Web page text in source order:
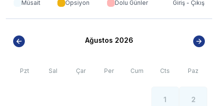
Müsait Opsiyon Dolu Günler Giriş - Çıkış
Ağustos 2026
Pzt Sal Çar Per Cum Cts Paz
1 2